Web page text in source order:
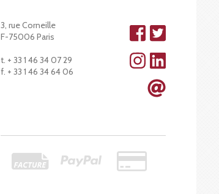
3, rue Corneille
F-75006 Paris
t. + 33 1 46 34 07 29
f. + 33 1 46 34 64 06